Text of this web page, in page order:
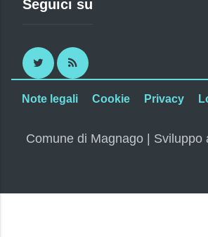
Seguici su
Twitter RSS
Note legali Cookie Privacy
Comune di Magnago | Sviluppo